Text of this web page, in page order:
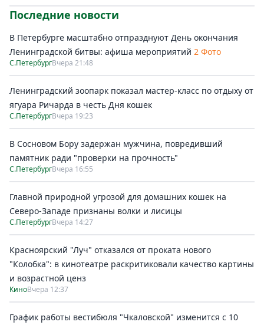
Последние новости
В Петербурге масштабно отпразднуют День окончания
Ленинградской битвы: афиша мероприятий 2 Фото
С.ПетербургВчера 21:48
Ленинградский зоопарк показал мастер-класс по отдыху от
ягуара Ричарда в честь Дня кошек
С.ПетербургВчера 19:23
В Сосновом Бору задержан мужчина, повредивший
памятник ради "проверки на прочность"
С.ПетербургВчера 16:55
Главной природной угрозой для домашних кошек на
Северо-Западе признаны волки и лисицы
С.ПетербургВчера 14:27
Красноярский "Луч" отказался от проката нового
"Колобка": в кинотеатре раскритиковали качество картины
и возрастной ценз
КиноВчера 12:37
График работы вестибюля "Чкаловской" изменится с 10